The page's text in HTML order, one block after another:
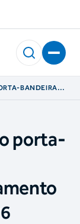
BANDEIRA
porta-